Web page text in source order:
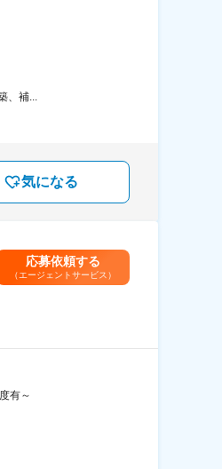
補...
気になる
応募依頼する
（エージェントサービス）
有～